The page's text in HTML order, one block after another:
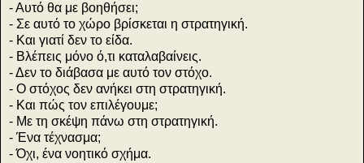
- Αυτό θα με βοηθήσει;
- Σε αυτό το χώρο βρίσκεται η στρατηγική.
- Και γιατί δεν το είδα.
- Βλέπεις μόνο ό,τι καταλαβαίνεις.
- Δεν το διάβασα με αυτό τον στόχο.
- Ο στόχος δεν ανήκει στη στρατηγική.
- Και πώς τον επιλέγουμε;
- Με τη σκέψη πάνω στη στρατηγική.
- Ένα τέχνασμα;
- Όχι, ένα νοητικό σχήμα.